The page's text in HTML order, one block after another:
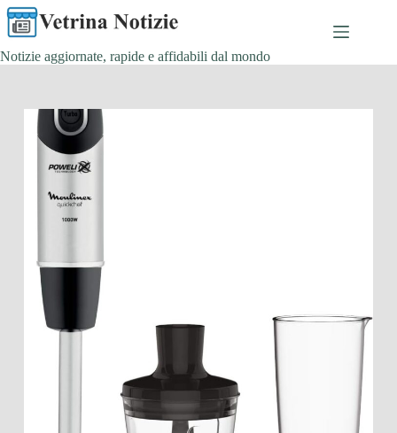
Salta
al
contenuto
Notizie aggiornate, rapide e affidabili dal mondo